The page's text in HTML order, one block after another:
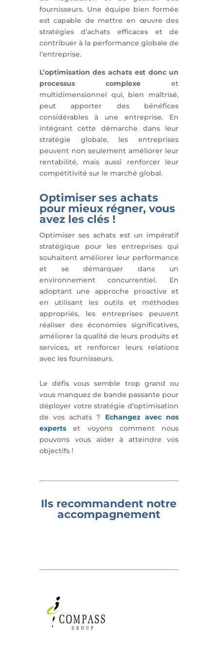
fournisseurs. Une équipe bien formée
est capable de mettre en œuvre des
stratégies d’achats efficaces et de
contribuer à la performance globale de
l’entreprise.
L’optimisation des achats est donc un
processus complexe et
multidimensionnel qui, bien maîtrisé,
peut apporter des bénéfices
considérables à une entreprise. En
intégrant cette démarche dans leur
stratégie globale, les entreprises
peuvent non seulement améliorer leur
rentabilité, mais aussi renforcer leur
compétitivité sur le marché global.
Optimiser ses achats
pour mieux régner, vous
avez les clés !
Optimiser ses achats est un impératif
stratégique pour les entreprises qui
souhaitent améliorer leur performance
et se démarquer dans un
environnement concurrentiel. En
adoptant une approche proactive et
en utilisant les outils et méthodes
appropriés, les entreprises peuvent
réaliser des économies significatives,
améliorer la qualité de leurs produits et
services, et renforcer leurs relations
avec les fournisseurs.
Le défis vous semble trop grand ou
vous manquez de bande passante pour
déployer votre stratégie d’optimisation
de vos achats ? Echangez avec nos
expertset voyons comment nous
pouvons vous aider à atteindre vos
objectifs !
Ils recommandent notre
accompagnement